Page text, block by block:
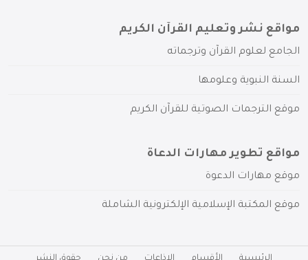
مواقع نشر وتعليم القرآن الكريم
الجامع لعلوم القرآن وترجماته
السنة النبوية وعلومها
موقع الترجمات الصوتية للقرآن الكريم
مواقع تطوير مهارات الدعاة
موقع مهارات الدعوة
موقع المكتبة الإسلامية الإلكترونية الشاملة